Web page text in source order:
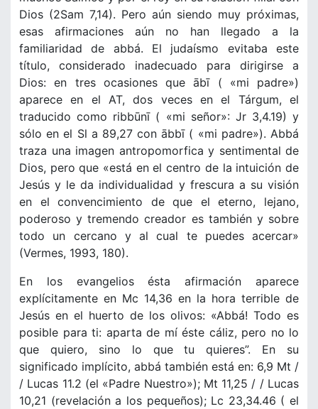
Dios (2Sam 7,14). Pero aún siendo muy próximas,
esas afirmaciones aún no han llegado a la
familiaridad de abbá. El judaísmo evitaba este
título, considerado inadecuado para dirigirse a
Dios: en tres ocasiones que ābī ( «mi padre»)
aparece en el AT, dos veces en el Tárgum, el
traducido como ribbūnī ( «mi señor»: Jr 3,4.19) y
sólo en el Sl a 89,27 con ābbī ( «mi padre»). Abbá
traza una imagen antropomorfica y sentimental de
Dios, pero que «está en el centro de la intuición de
Jesús y le da individualidad y frescura a su visión
en el convencimiento de que el eterno, lejano,
poderoso y tremendo creador es también y sobre
todo un cercano y al cual te puedes acercar»
(Vermes, 1993, 180).
En los evangelios ésta afirmación aparece
explícitamente en Mc 14,36 en la hora terrible de
Jesús en el huerto de los olivos: «Abbá! Todo es
posible para ti: aparta de mí éste cáliz, pero no lo
que quiero, sino lo que tu quieres”. En su
significado implícito, abbá también está en: 6,9 Mt /
/ Lucas 11.2 (el «Padre Nuestro»); Mt 11,25 / / Lucas
10,21 (revelación a los pequeños); Lc 23,34.46 ( el